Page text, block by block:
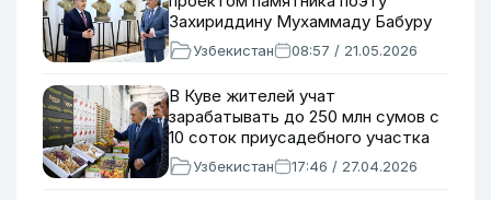
Захириддину Мухаммаду Бабуру
Узбекистан 08:57 / 21.05.2026
В Куве жителей учат
зарабатывать до 250 млн сумов с
10 соток приусадебного участка
Узбекистан 17:46 / 27.04.2026